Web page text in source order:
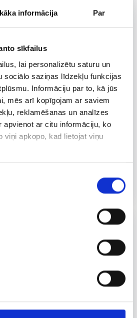
informācija Par
sīkfailus
lai personalizētu saturu un
sociālo saziņas līdzekļu funkcijas
Informāciju par to, kā jūs
mēs arī kopīgojam ar saviem
reklamēšanas un analīzes
apvienot ar citu informāciju, ko
viņi apkopo, kad lietojat viņu